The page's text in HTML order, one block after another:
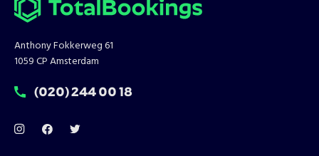
Anthony Fokkerweg 61
1059 CP Amsterdam
T:
(020) 244 00 18